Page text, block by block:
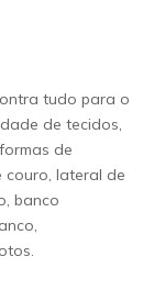
tudo para o
de tecidos,
de
couro, lateral de
banco